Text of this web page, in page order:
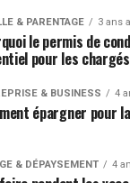
& PARENTAGE 3 ans
le permis de
pour les
& BUSINESS 4
épargner pour
& DÉPAYSEMENT 4